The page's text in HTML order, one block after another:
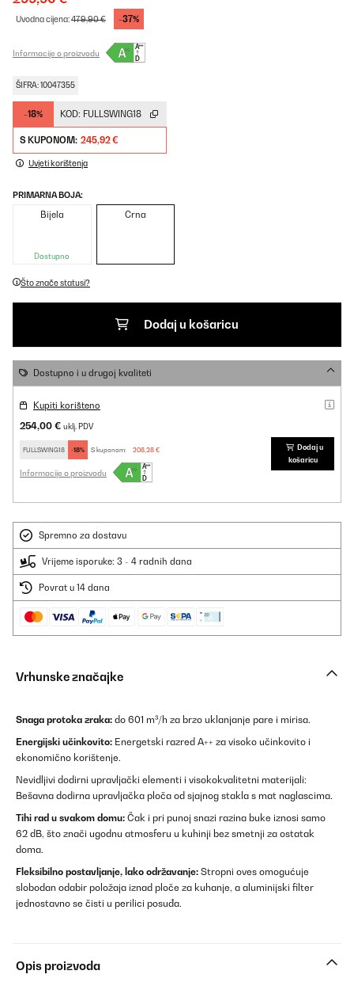
Uvodna cijena:479,90 € -37%
Informacije o proizvodu
ŠIFRA: 10047355
-18% KOD: FULLSWING18
S KUPONOM: 245,92 €
Uvjeti korištenja
PRIMARNA BOJA:
Bijela
Dostupno
Crna
Što znače statusi?
Dodaj u košaricu
Dostupno i u drugoj kvaliteti
Kupiti korišteno
254,00 € uklj. PDV
FULLSWING18 -18% S kuponom: 208,28 €
Informacije o proizvodu
Dodaj u
košaricu
Spremno za dostavu
Vrijeme isporuke: 3 - 4 radnih dana
Povrat u 14 dana
Vrhunske značajke
Snaga protoka zraka: do 601 m³/h za brzo uklanjanje pare i mirisa.
Energijski učinkovito: Energetski razred A++ za visoko učinkovito i
ekonomično korištenje.
Nevidljivi dodirni upravljački elementi i visokokvalitetni materijali:
Bešavna dodirna upravljačka ploča od sjajnog stakla s mat naglascima.
Tihi rad u svakom domu: Čak i pri punoj snazi razina buke iznosi samo
62 dB, što znači ugodnu atmosferu u kuhinji bez smetnji za ostatak
doma.
Fleksibilno postavljanje, lako održavanje: Stropni oves omogućuje
slobodan odabir položaja iznad ploče za kuhanje, a aluminijski filter
jednostavno se čisti u perilici posuđa.
Opis proizvoda